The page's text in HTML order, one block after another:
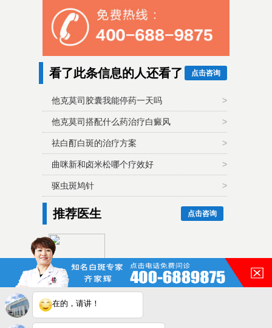
点击咨询
看了此条信息的人还看了
他克莫司胶囊我能停药一天吗 >
他克莫司搭配什么药治疗白癜风 >
祛白酊白斑的治疗方案 >
曲咪新和卤米松哪个疗效好 >
驱虫斑鸠针 >
点击咨询
推荐医生
齐家辉毕业至今一直从事与白
癜风相关的诊疗工作，对多数
皖ICP备16014022号-11
在的，请讲！